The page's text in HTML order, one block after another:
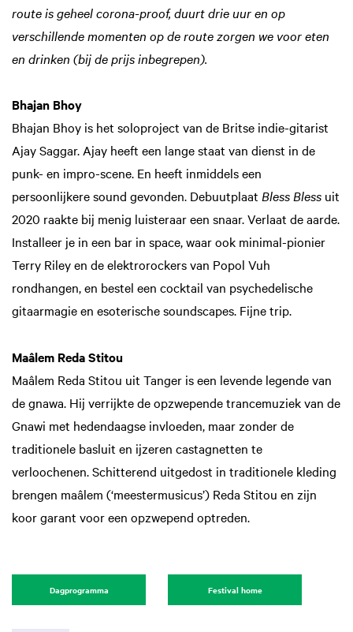
route is geheel corona-proof, duurt drie uur en op
verschillende momenten op de route zorgen we voor eten
en drinken (bij de prijs inbegrepen).
Bhajan Bhoy
Bhajan Bhoy is het soloproject van de Britse indie-gitarist
Ajay Saggar. Ajay heeft een lange staat van dienst in de
punk- en impro-scene. En heeft inmiddels een
persoonlijkere sound gevonden. Debuutplaat Bless Bless uit
2020 raakte bij menig luisteraar een snaar. Verlaat de aarde.
Installeer je in een bar in space, waar ook minimal-pionier
Terry Riley en de elektrorockers van Popol Vuh
rondhangen, en bestel een cocktail van psychedelische
gitaarmagie en esoterische soundscapes. Fijne trip.
Maâlem Reda Stitou
Maâlem Reda Stitou uit Tanger is een levende legende van
de gnawa. Hij verrijkte de opzwepende trancemuziek van de
Gnawi met hedendaagse invloeden, maar zonder de
traditionele basluit en ijzeren castagnetten te
verloochenen. Schitterend uitgedost in traditionele kleding
brengen maâlem (‘meestermusicus’) Reda Stitou en zijn
koor garant voor een opzwepend optreden.
Dagprogramma Festival home
Inzoomen